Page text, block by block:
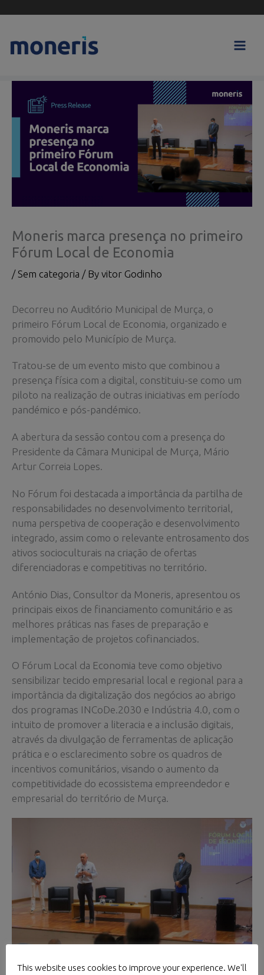
Moneris marca presença no primeiro
Fórum Local de Economia
/Sem categoria / By vitor Godinho
Decorreu no Auditório Municipal de Murça, o
primeiro Fórum Local de Economia, organizado e
promovido pelo Município de Murça.
Tratou-se de um evento misto que combinou a
presença física com a digital, constituiu-se como um
piloto na realização de outras iniciativas em período
pandémico e pós-pandémico.
A abertura da sessão contou com a presença do
Presidente da Câmara Municipal de Murça, Mário
Artur Correia Lopes.
No Fórum foi destacada a importância da partilha de
responsabilidades no desenvolvimento territorial,
numa perspetiva de cooperação e desenvolvimento
integrado, assim como o relevante entrosamento dos
ativos socioculturais na criação de ofertas
diferenciadoras e competitivas no território.
António Dias, Consultor da Moneris, apresentou os
principais eixos de financiamento comunitário e as
melhores práticas nas fases de preparação e
implementação de projetos cofinanciados.
O Fórum Local da Economia teve como objetivo
sensibilizar tecido empresarial local e regional para a
importância da digitalização dos negócios ao abrigo
dos programas INCoDe.2030 e Indústria 4.0, com o
intuito de promover a literacia e a inclusão digitais,
através da divulgação de ferramentas de aplicação
prática e o esclarecimento sobre os quadros de
incentivos comunitários, visando o aumento da
competitividade do ecossistema empreendedor e
empresarial do território de Murça.
This website uses cookies to improve your experience. We'll